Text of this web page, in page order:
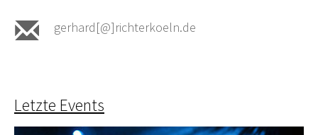
gerhard[@]richterkoeln.de
Letzte Events